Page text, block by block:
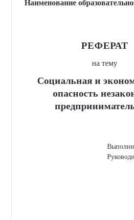
Наименование
РЕФЕРАТ
на тему
Социальная и
опасность